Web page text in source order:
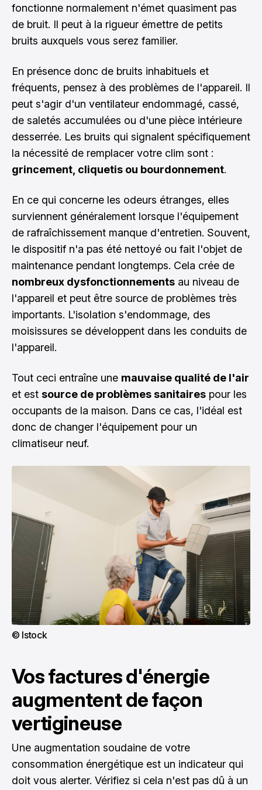
fonctionne normalement n'émet quasiment pas
de bruit. Il peut à la rigueur émettre de petits
bruits auxquels vous serez familier.
En présence donc de bruits inhabituels et
fréquents, pensez à des problèmes de l'appareil. Il
peut s'agir d'un ventilateur endommagé, cassé,
de saletés accumulées ou d'une pièce intérieure
desserrée. Les bruits qui signalent spécifiquement
la nécessité de remplacer votre clim sont :
grincement, cliquetis ou bourdonnement.
En ce qui concerne les odeurs étranges, elles
surviennent généralement lorsque l'équipement
de rafraîchissement manque d'entretien. Souvent,
le dispositif n'a pas été nettoyé ou fait l'objet de
maintenance pendant longtemps. Cela crée de
nombreux dysfonctionnements au niveau de
l'appareil et peut être source de problèmes très
importants. L'isolation s'endommage, des
moisissures se développent dans les conduits de
l'appareil.
Tout ceci entraîne une mauvaise qualité de l'air
et est source de problèmes sanitaires pour les
occupants de la maison. Dans ce cas, l'idéal est
donc de changer l'équipement pour un
climatiseur neuf.
© Istock
Vos factures d'énergie
augmentent de façon
vertigineuse
Une augmentation soudaine de votre
consommation énergétique est un indicateur qui
doit vous alerter. Vérifiez si cela n'est pas dû à un